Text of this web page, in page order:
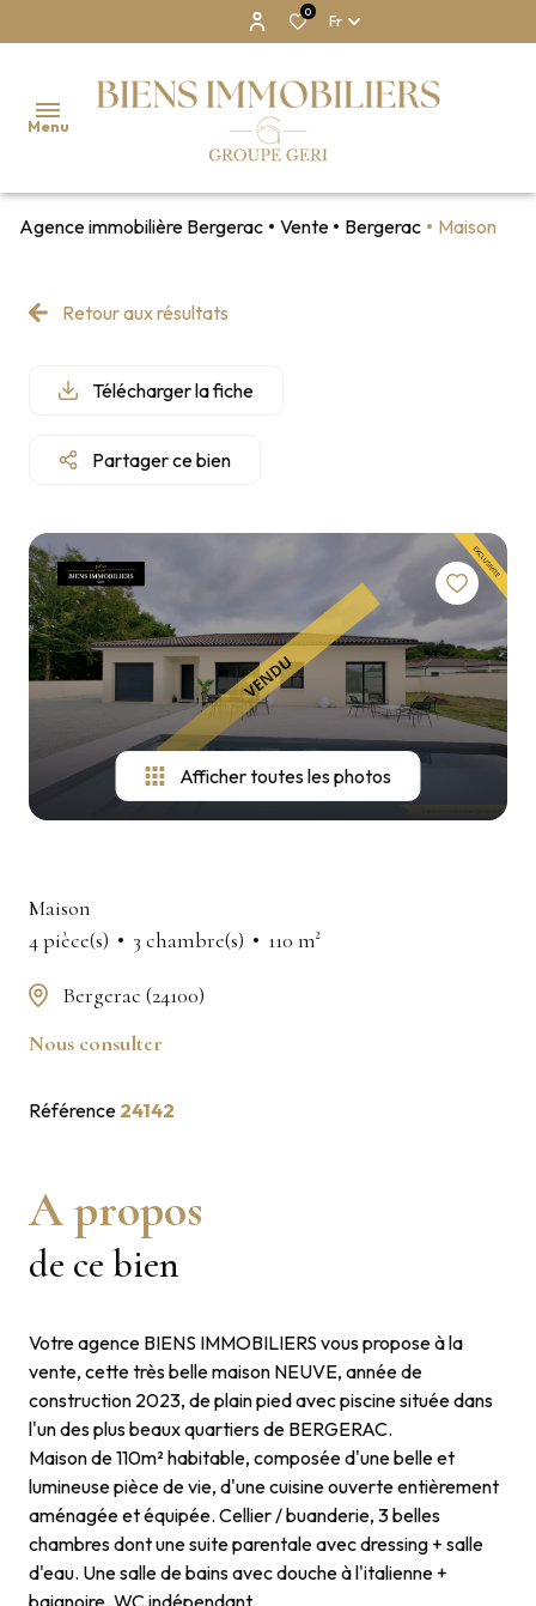
0
Fr
Menu
NOTRE
CONTACT
Agence immobilière Bergerac Vente Bergerac Maison
Retour aux résultats
Télécharger la fiche
Partager ce bien
Afficher toutes les photos
Maison
4 pièce(s)
3 chambre(s) 110 m²
Bergerac (24100)
Nous consulter
Référence 24142
A propos
de ce bien
Votre agence BIENS IMMOBILIERS vous propose à la
vente, cette très belle maison NEUVE, année de
construction 2023, de plain pied avec piscine située dans
l'un des plus beaux quartiers de BERGERAC.
Maison de 110m² habitable, composée d'une belle et
lumineuse pièce de vie, d'une cuisine ouverte entièrement
aménagée et équipée. Cellier / buanderie, 3 belles
chambres dont une suite parentale avec dressing + salle
d'eau. Une salle de bains avec douche à l'italienne +
baignoire. WC indépendant.